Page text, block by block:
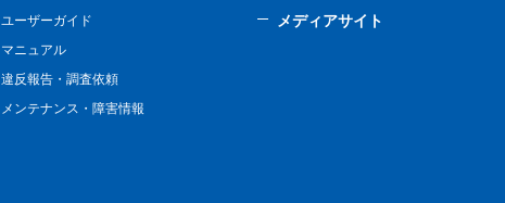
ユーザーガイド
マニュアル
違反報告・調査依頼
メンテナンス・障害情報
メディアサイト